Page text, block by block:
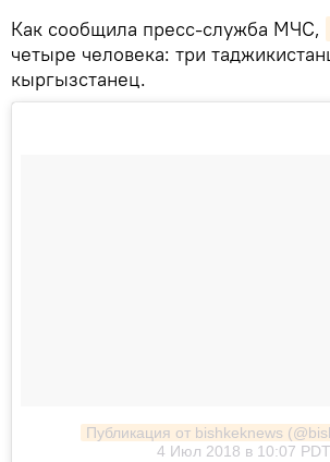
Как сообщила пресс-служба МЧС,
четыре человека: три
кыргызстанец.
Публикация от bishkeknews
4 Июл 2018 в 10:07 PDT